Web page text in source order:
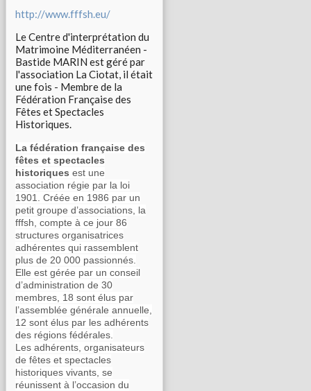
http://www.fffsh.eu/
Le Centre d'interprétation du
Matrimoine Méditerranéen -
Bastide MARIN est géré par
l'association La Ciotat, il était
une fois - Membre de la
Fédération Française des
Fêtes et Spectacles
Historiques.
La fédération française des
fêtes et spectacles
historiques est une
association régie par la loi
1901. Créée en 1986 par un
petit groupe d’associations, la
fffsh, compte à ce jour 86
structures organisatrices
adhérentes qui rassemblent
plus de 20 000 passionnés.
Elle est gérée par un conseil
d’administration de 30
membres, 18 sont élus par
l’assemblée générale annuelle,
12 sont élus par les adhérents
des régions fédérales.
Les adhérents, organisateurs
de fêtes et spectacles
historiques vivants, se
réunissent à l’occasion du